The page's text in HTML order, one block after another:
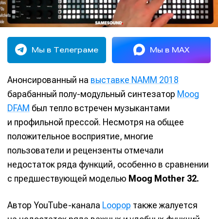
Мы в Телеграме Мы в MAX
Анонсированный на выставке NAMM 2018
барабанный полу-модульный синтезатор Moog
DFAM был тепло встречен музыкантами
и профильной прессой. Несмотря на общее
положительное восприятие, многие
пользователи и рецензенты отмечали
недостаток ряда функций, особенно в сравнении
с предшествующей моделью Moog Mother 32.
Автор YouTube-канала Loopop также жалуется